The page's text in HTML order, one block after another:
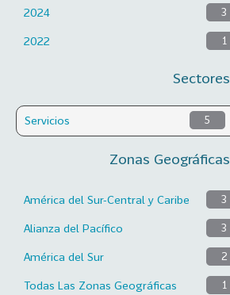
2024 3
2022 1
Sectores
Servicios 5
Zonas Geográficas
América del Sur-Central y Caribe 3
Alianza del Pacífico 3
América del Sur 2
Todas Las Zonas Geográficas 1